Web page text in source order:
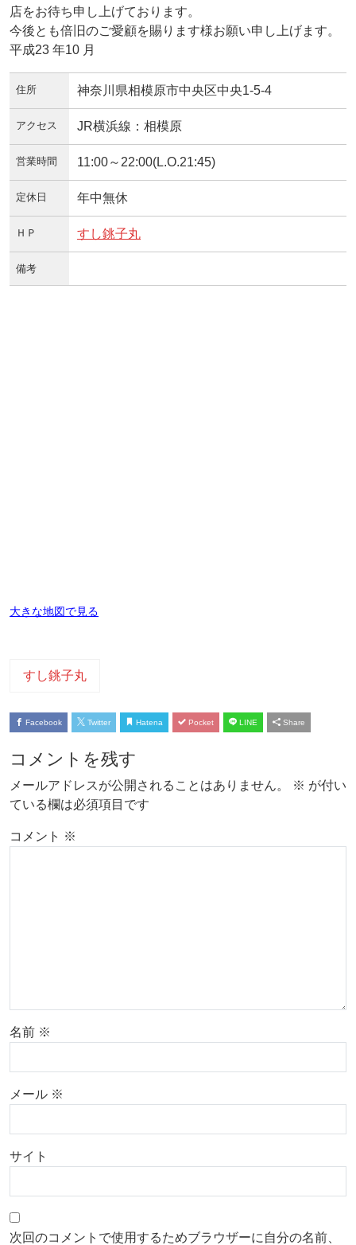
店をお待ち申し上げております。
今後とも倍旧のご愛顧を賜ります様お願い申し上げます。
平成23 年10 月
住所 神奈川県相模原市中央区中央1-5-4
アクセス JR横浜線：相模原
営業時間 11:00～22:00(L.O.21:45)
定休日 年中無休
ＨＰ すし銚子丸
備考
大きな地図で見る
すし銚子丸
Facebook Twitter Hatena Pocket LINE Share
コメントを残す
メールアドレスが公開されることはありません。 ※ が付い
ている欄は必須項目です
コメント ※
名前 ※
メール ※
サイト
次回のコメントで使用するためブラウザーに自分の名前、